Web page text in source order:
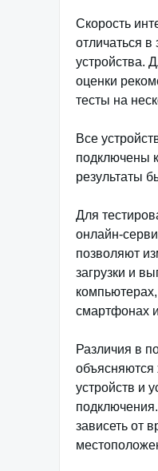
Скорость
отличаться в
устройства.
оценки
тесты на
Все
подключены
результаты
Для
онлайн-
позволяют
загрузки и
компьютерах,
смартфонах
Различия в
объясняются
устройств и
зависеть от